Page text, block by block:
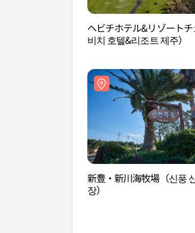
ヘビチホテル&リゾート
비치 호텔&리조트 제주）
新豊・新川海牧場（신풍
장）